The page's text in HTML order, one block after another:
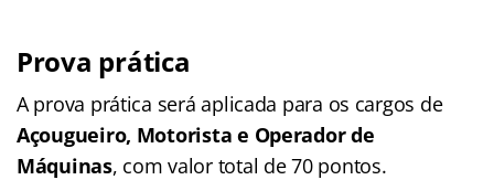
Prova prática
A prova prática será aplicada para os cargos de
Açougueiro, Motorista e Operador de
Máquinas, com valor total de 70 pontos.